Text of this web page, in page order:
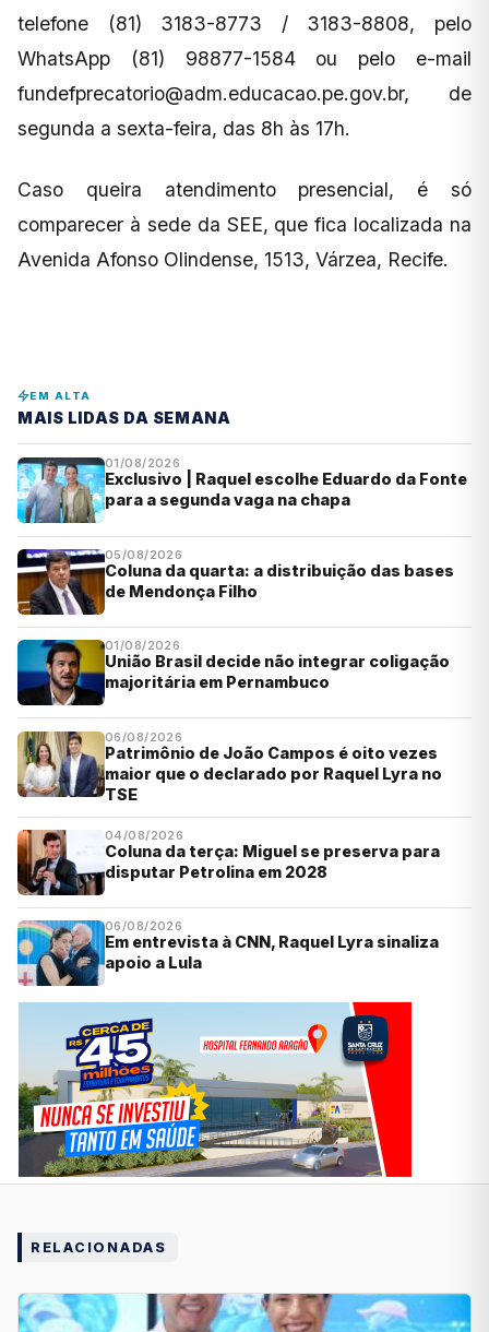
telefone (81) 3183-8773 / 3183-8808, pelo
WhatsApp (81) 98877-1584 ou pelo e-mail
fundefprecatorio@adm.educacao.pe.gov.br, de
segunda a sexta-feira, das 8h às 17h.
Caso queira atendimento presencial, é só
comparecer à sede da SEE, que fica localizada na
Avenida Afonso Olindense, 1513, Várzea, Recife.
EM ALTA
MAIS LIDAS DA SEMANA
01/08/2026
Exclusivo | Raquel escolhe Eduardo da Fonte
para a segunda vaga na chapa
05/08/2026
Coluna da quarta: a distribuição das bases
de Mendonça Filho
01/08/2026
União Brasil decide não integrar coligação
majoritária em Pernambuco
06/08/2026
Patrimônio de João Campos é oito vezes
maior que o declarado por Raquel Lyra no
TSE
04/08/2026
Coluna da terça: Miguel se preserva para
disputar Petrolina em 2028
06/08/2026
Em entrevista à CNN, Raquel Lyra sinaliza
apoio a Lula
RELACIONADAS